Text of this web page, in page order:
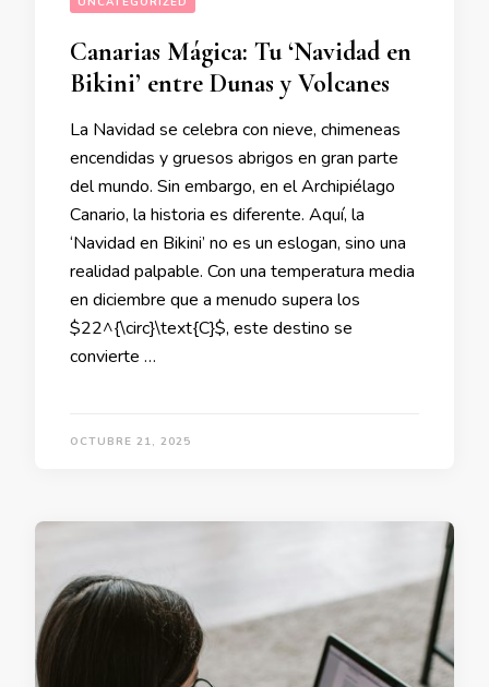
Canarias Mágica: Tu ‘Navidad en
Bikini’ entre Dunas y Volcanes
La Navidad se celebra con nieve, chimeneas
encendidas y gruesos abrigos en gran parte
del mundo. Sin embargo, en el Archipiélago
Canario, la historia es diferente. Aquí, la
‘Navidad en Bikini’ no es un eslogan, sino una
realidad palpable. Con una temperatura media
en diciembre que a menudo supera los
$22^{\circ}\text{C}$, este destino se
convierte …
OCTUBRE 21, 2025